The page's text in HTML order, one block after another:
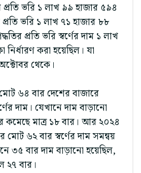
প্রতি ভরি ১ লাখ ৯৯ হাজার ৫৯৪
প্রতি ভরি ১ লাখ ৭১ হাজার ৮৮
প্রতি ভরি স্বর্ণের দাম ১ লাখ
করা হয়েছিল। যা
থেকে।
৬৪ বার দেশের বাজারে
দাম। যেখানে দাম বাড়ানো
মাত্র ১৮ বার। আর ২০২৪
মোট ৬২ বার স্বর্ণের দাম সমন্বয়
৩৫ বার দাম বাড়ানো হয়েছিল,
২৭ বার।